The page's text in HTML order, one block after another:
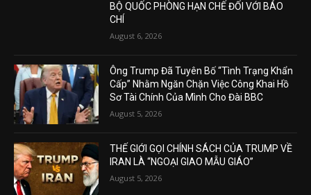
BỘ QUỐC PHÒNG HẠN CHẾ ĐỐI VỚI BÁO
CHÍ
August 6, 2026
Ông Trump Đã Tuyên Bố “Tình Trạng Khẩn
Cấp” Nhằm Ngăn Chặn Việc Công Khai Hồ
Sơ Tài Chính Của Mình Cho Đài BBC
August 5, 2026
THẾ GIỚI GỌI CHÍNH SÁCH CỦA TRUMP VỀ
IRAN LÀ “NGOẠI GIAO MẪU GIÁO”
August 5, 2026